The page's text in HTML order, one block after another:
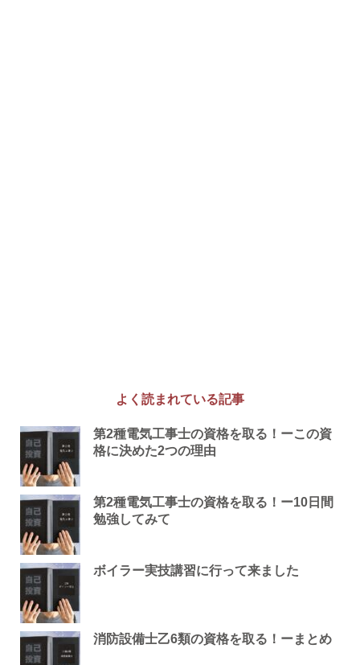
よく読まれている記事
第2種電気工事士の資格を取る！ーこの資
格に決めた2つの理由
第2種電気工事士の資格を取る！ー10日間
勉強してみて
ボイラー実技講習に行って来ました
消防設備士乙6類の資格を取る！ーまとめ